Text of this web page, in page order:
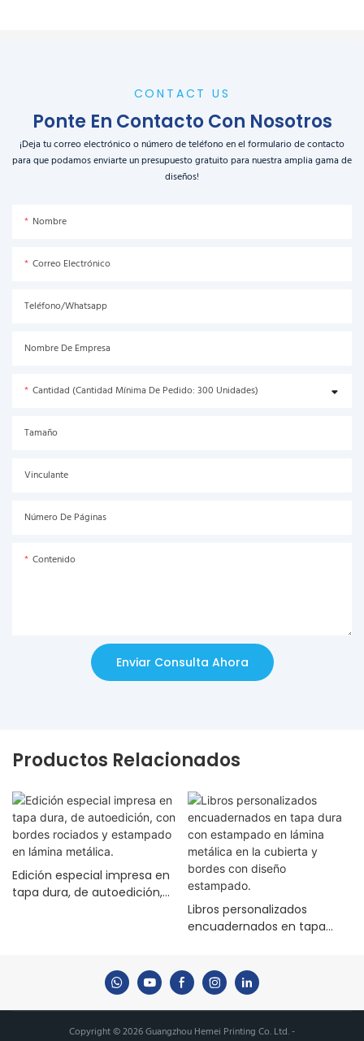
CONTACT US
Ponte En Contacto Con Nosotros
¡Deja tu correo electrónico o número de teléfono en el formulario de contacto
para que podamos enviarte un presupuesto gratuito para nuestra amplia gama de
diseños!
Nombre
Correo Electrónico
Teléfono/Whatsapp
Nombre De Empresa
Cantidad (Cantidad Mínima De Pedido: 300 Unidades)
Tamaño
Vinculante
Número De Páginas
Contenido
Enviar Consulta Ahora
Productos Relacionados
Edición especial impresa en
tapa dura, de autoedición,
Libros personalizados
encuadernados en tapa
cubierta y bordes con
diseño estampado.
Copyright © 2026 Guangzhou Hemei Printing Co. Ltd. -